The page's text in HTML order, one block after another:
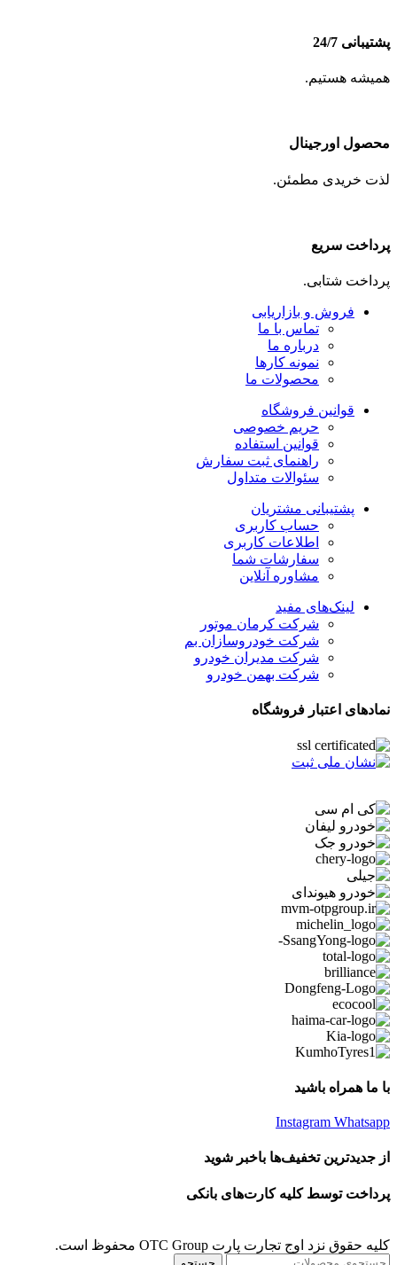
پشتیبانی 24/7
همیشه هستیم.
محصول اورجینال
لذت خریدی مطمئن.
پرداخت سریع
پرداخت شتابی.
فروش و بازاریابی
تماس با ما
درباره ما
نمونه کارها
محصولات ما
قوانین فروشگاه
حریم خصوصی
قوانین استفاده
راهنمای ثبت سفارش
سئوالات متداول
پشتیبانی مشتریان
حساب کاربری
اطلاعات کاربری
سفارشات شما
مشاوره آنلاین
لینک‌های مفید
شرکت کرمان موتور
شرکت خودروسازان بم
شرکت مدیران خودرو
شرکت بهمن خودرو
نمادهای اعتبار فروشگاه
با ما همراه باشید
Instagram Whatsapp
از جدیدترین تخفیف‌ها باخبر شوید
پرداخت توسط کلیه کارت‌های بانکی
کلیه حقوق نزد اوج تجارت پارت OTC Group محفوظ است.